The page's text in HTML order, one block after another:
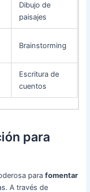
Dibujo de
paisajes
Brainstorming
Escritura de
cuentos
para
parafomentar
A través de